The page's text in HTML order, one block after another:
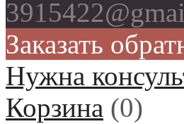
Заказать
Нужна
Корзина (0)